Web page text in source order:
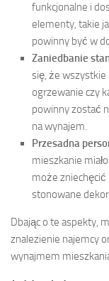
funkcjonalne i
elementy, takie
powinny być w
Zaniedbanie
się, że wszystkie
ogrzewanie czy
powinny zostać
na wynajem.
Przesadna
mieszkanie
może zniechęcić
stonowane
Dbając o te aspekty,
znalezienie najemcy
wynajmem